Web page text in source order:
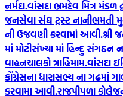
નર્મદા.વાંસદા ભ્રમદેવ મિત્ર
જનસેવા સંઘ ટ્રસ્ટ નાનીભમતી
ની ઉજવણી કરવામાં આવી.શ્રી
માં મોટીસંખ્યા માં હિન્દુ
વાહનચાલકો ત્રાહિમામ.વાંસદા
કોંગ્રેસના ધારાસભ્ય ના ગઢમાં
કરવામા આવી.રાજપીપળા